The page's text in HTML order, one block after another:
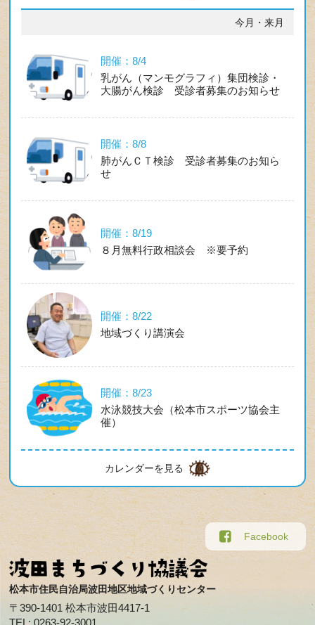
今月・来月
開催：8/4
乳がん（マンモグラフィ）集団検診・
大腸がん検診 受診者募集のお知らせ
開催：8/8
肺がんＣＴ検診 受診者募集のお知ら
せ
開催：8/19
８月無料行政相談会 ※要予約
開催：8/22
地域づくり講演会
開催：8/23
水泳競技大会（松本市スポーツ協会主
催）
カレンダーを見る
松本市住民自治局波田地区地域づくりセンター
〒390-1401 松本市波田4417-1
TEL: 0263-92-3001
Facebook